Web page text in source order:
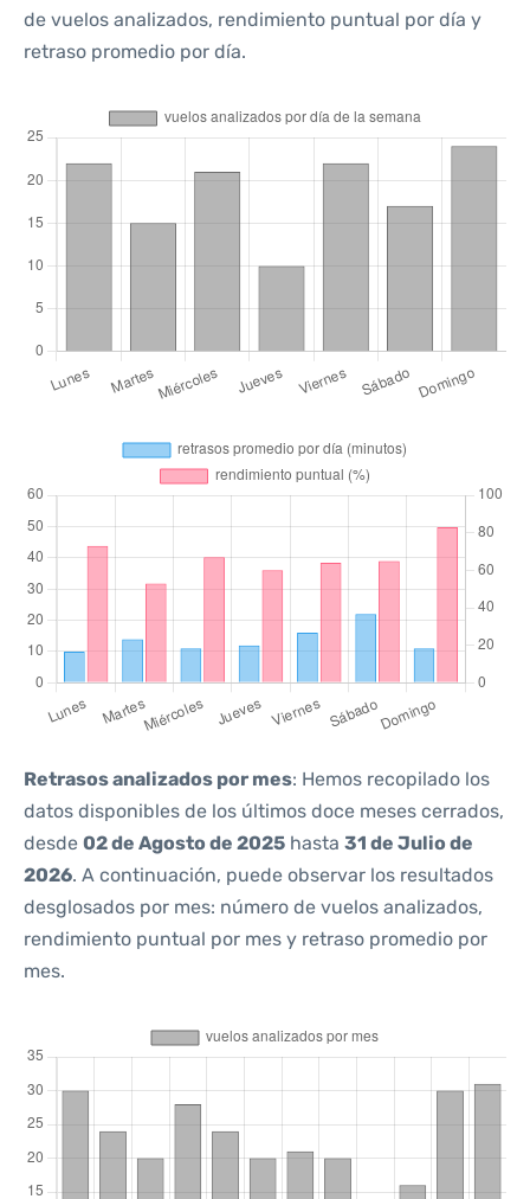
de vuelos analizados, rendimiento puntual por día y
retraso promedio por día.
Retrasos analizados por mes: Hemos recopilado los
datos disponibles de los últimos doce meses cerrados,
desde 02 de Agosto de 2025 hasta 31 de Julio de
2026. A continuación, puede observar los resultados
desglosados por mes: número de vuelos analizados,
rendimiento puntual por mes y retraso promedio por
mes.